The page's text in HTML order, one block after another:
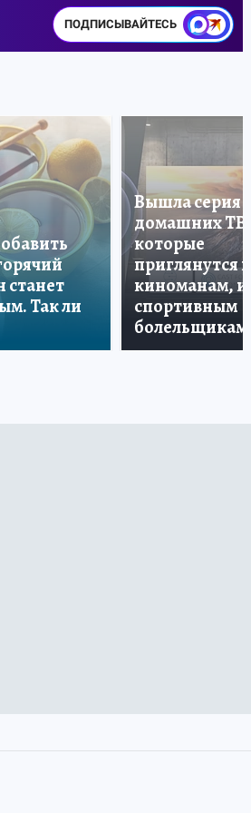
ПОДПИСЫВАЙТЕСЬ
станет
Так ли
Вышла серия
домашних ТВ,
которые
приглянутся и
киноманам, и
спортивным
болельщикам